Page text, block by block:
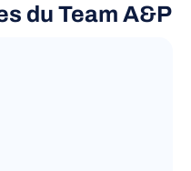
du Team A&P